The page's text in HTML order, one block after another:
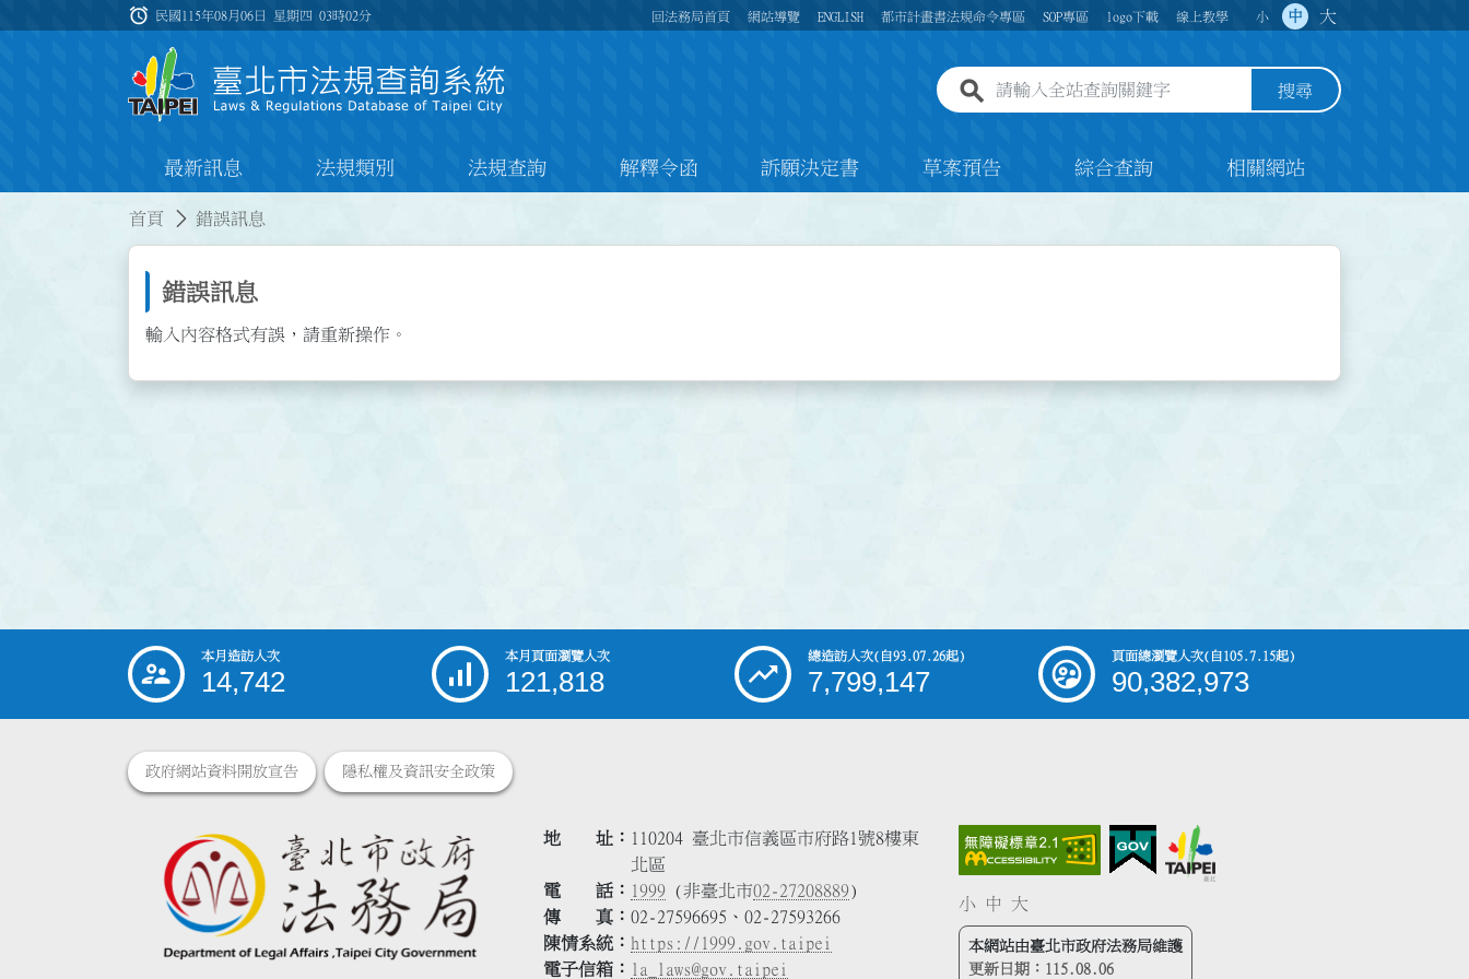
:::
alarm 民國115年08月06日 星期四03時02分 回法務局首頁 網站導覽 ENGLISH 都市計畫書法規命令專區 SOP專區 logo下載 線上教學 小 中 大
全站查詢關鍵字欄位 搜尋
最新訊息 法規類別 法規查詢 解釋令函 訴願決定書 草案預告 綜合查詢 相關網站
首頁 錯誤訊息
錯誤訊息
輸入內容格式有誤，請重新操作。
::: 本月造訪人次
14,742
本月頁面瀏覽人次
121,818
總造訪人次(自93.07.26起)
7,799,147
頁面總瀏覽人次(自105.7.15起)
90,382,973
政府網站資料開放宣告 隱私權及資訊安全政策
地 址
110204 臺北市信義區市府路1號8樓東
北區
電 話
1999 (非臺北市02-27208889)
傳 真
02-27596695、02-27593266
陳情系統
https://1999.gov.taipei
電子信箱
la_laws@gov.taipei
小 中 大
本網站由臺北市政府法務局維護
更新日期： 115.08.06